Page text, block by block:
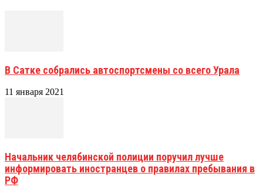
В Сатке собрались автоспортсмены со всего Урала
11 января 2021
Начальник челябинской полиции поручил лучше
информировать иностранцев о правилах пребывания в
РФ